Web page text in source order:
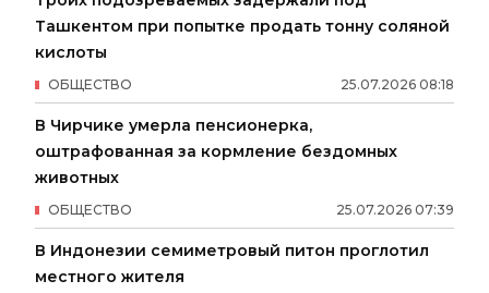
Ташкентом при попытке продать тонну соляной
кислоты
25.07.2026 08:18
ОБЩЕСТВО
В Чирчике умерла пенсионерка,
оштрафованная за кормление бездомных
животных
25.07.2026 07:39
ОБЩЕСТВО
В Индонезии семиметровый питон проглотил
местного жителя